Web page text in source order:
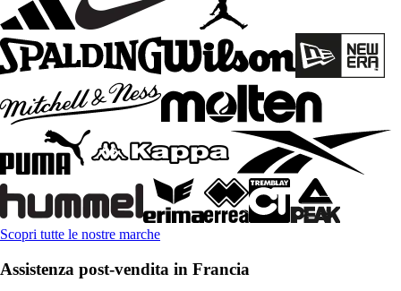
Scopri tutte le nostre marche
Assistenza post-vendita in Francia